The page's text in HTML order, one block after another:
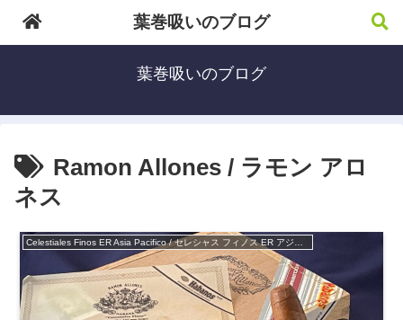
葉巻吸いのブログ
Ramon Allones / ラモン アロ
ネス
Celestiales Finos ER Asia Pacifico / セレシャス フィノス ER アジア太平洋地域
葉巻吸いのブログ